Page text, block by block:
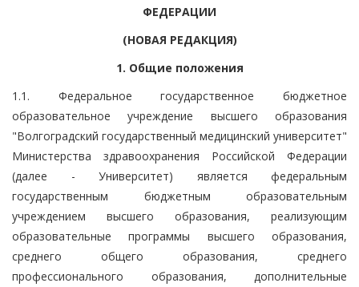
ФЕДЕРАЦИИ
(НОВАЯ РЕДАКЦИЯ)
1. Общие положения
1.1. Федеральное государственное бюджетное
образовательное учреждение высшего образования
"Волгоградский государственный медицинский университет"
Министерства здравоохранения Российской Федерации
(далее - Университет) является федеральным
государственным бюджетным образовательным
учреждением высшего образования, реализующим
образовательные программы высшего образования,
среднего общего образования, среднего
профессионального образования, дополнительные